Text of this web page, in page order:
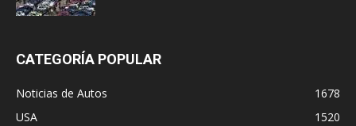
CATEGORÍA POPULAR
Noticias de Autos
1678
USA
1520